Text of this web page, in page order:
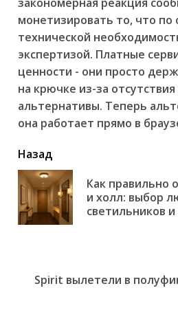
монетизировать то, что по
технической
экспертизой. Платные
ценности - они просто
на крючке из-за
альтернативы. Теперь
она работает прямо в
читать
еще
Назад
Как правильно
и холл: выбор
светильников
NextSpirit вылетели в